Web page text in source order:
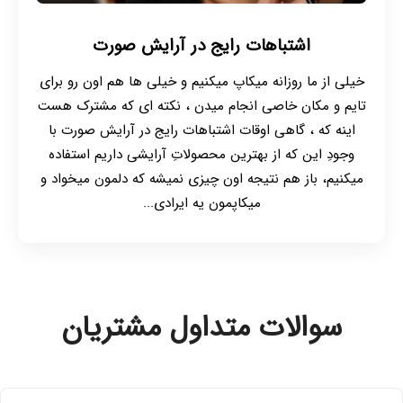
ورا، بابونه و چای سبز توی بعضی از کرم های شب وجود
داره که باعث تسکین پوست و روشن شدن اون میشه.
این عصاره های مفید گیاهی خاصیت ضد التهابی دارن و
به پوست آرامش میدن.
اشتباهات رایج در آرایش صورت
خیلی از ما روزانه میکاپ میکنیم و خیلی ها هم اون رو برای
تایم و مکان خاصی انجام میدن ، نکته ای که مشترک هست
اینه که ، گاهی اوقات اشتباهات رایج در آرایش صورت با
وجودِ این که از بهترین محصولاتِ آرایشی داریم استفاده
میکنیم، باز هم نتیجه اون چیزی نمیشه که دلمون میخواد و
میکاپمون یه ایرادی...
سوالات متداول مشتریان